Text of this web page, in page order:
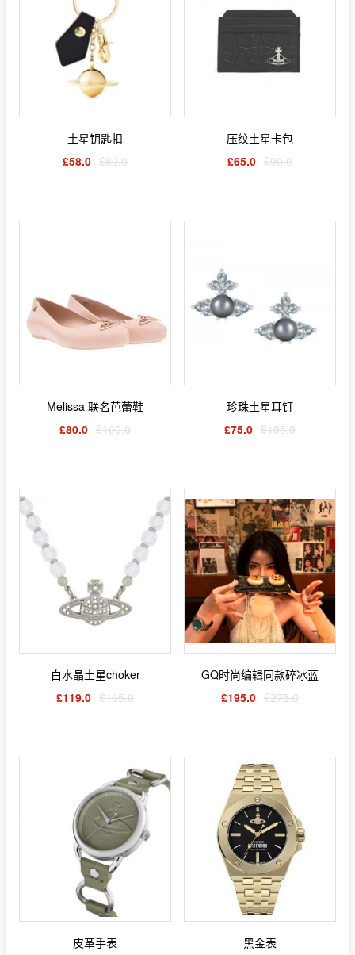
土星钥匙扣
£58.0 £80.0
压纹土星卡包
£65.0 £90.0
Melissa 联名芭蕾鞋
£80.0 £100.0
珍珠土星耳钉
£75.0 £105.0
白水晶土星choker
£119.0 £165.0
GQ时尚编辑同款碎冰蓝
£195.0 £275.0
皮革手表 黑金表